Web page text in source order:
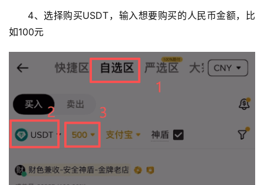
4、选择购买USDT，输入想要购买的人民币金额，比
如100元